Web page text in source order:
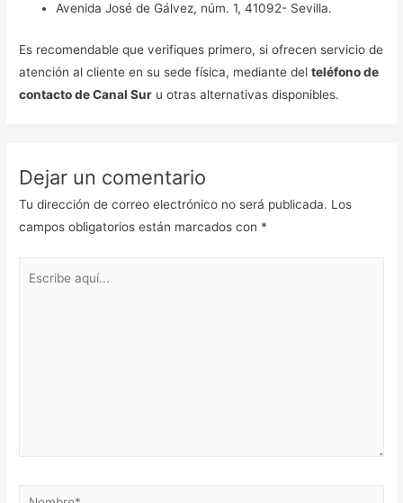
Avenida José de Gálvez, núm. 1, 41092- Sevilla.
Es recomendable que verifiques primero, si ofrecen servicio de
atención al cliente en su sede física, mediante delteléfono de
contacto de Canal Sur u otras alternativas disponibles.
Dejar un comentario
Tu dirección de correo electrónico no será publicada. Los
campos obligatorios están marcados con *
Nombre*